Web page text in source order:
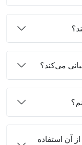
آیا می‌توانم بلافاصله پس از خرید eSIM از آن استفاده